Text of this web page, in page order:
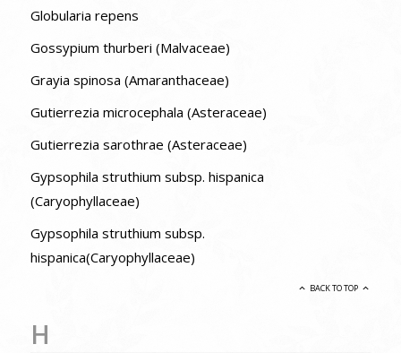
Globularia repens
Gossypium thurberi (Malvaceae)
Grayia spinosa (Amaranthaceae)
Gutierrezia microcephala (Asteraceae)
Gutierrezia sarothrae (Asteraceae)
Gypsophila struthium subsp. hispanica
(Caryophyllaceae)
Gypsophila struthium subsp.
hispanica(Caryophyllaceae)
BACK TO TOP
H